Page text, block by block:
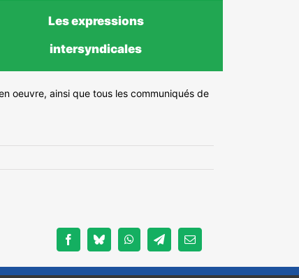
Les expressions
intersyndicales
oeuvre, ainsi que tous les communiqués de
FacebookBlueskyWhatsAppTelegramEmail